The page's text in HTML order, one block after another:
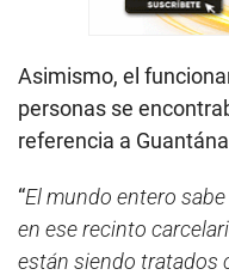
Asimismo, el
personas se
referencia a
“El mundo entero
en ese recinto
están siendo tratados